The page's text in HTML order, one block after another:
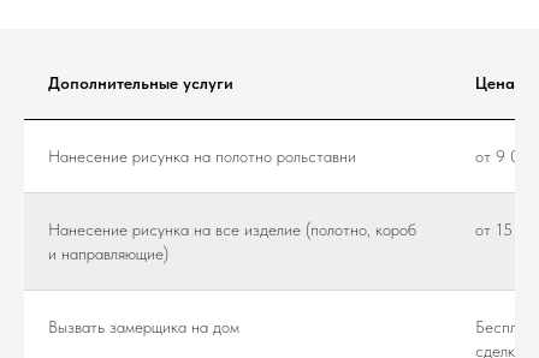
Дополнительные услуги Цена
Нанесение рисунка на полотно рольставни от 9
Нанесение рисунка на все изделие (полотно, короб
и направляющие)
от 15
Вызвать замерщика на дом
сделки)